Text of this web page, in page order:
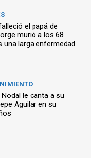
el papá de
murió a los 68
una larga enfermedad
le canta a su
Aguilar en su